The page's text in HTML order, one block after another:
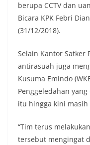
berupa CCTV dan
Bicara KPK Febri
(31/12/2018).
Selain Kantor Satker
antirasuah juga
Kusuma Emindo
Penggeledahan
itu hingga kini
“Tim terus
tersebut mengingat